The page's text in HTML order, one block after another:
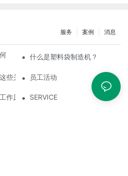
消息
案例
服务
处理薄膜厚度不均匀的问题？
什么是塑料袋制造机？
些关键方面？
员工活动
作原理是什么？
SERVICE